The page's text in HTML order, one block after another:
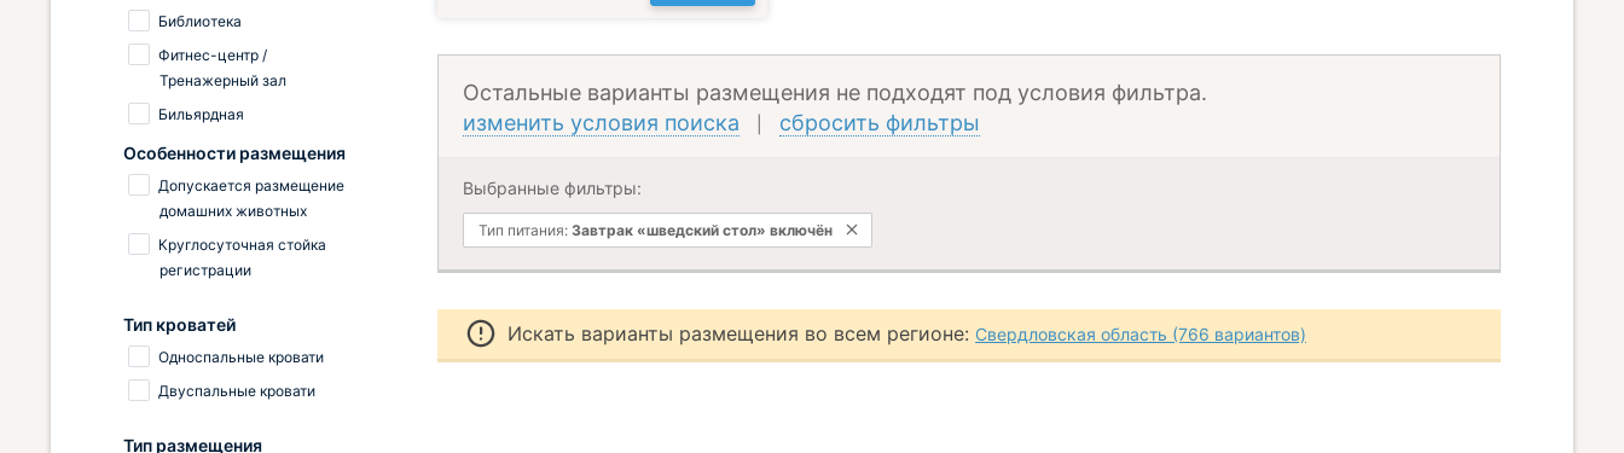
Остальные варианты размещения не подходят под условия фильтра.
изменить условия поиска
сбросить фильтры
Выбранные фильтры:
Тип питания: Завтрак «шведский стол» включён
Искать варианты размещения во всем регионе: Свердловская область (766 вариантов)
Библиотека
Фитнес-центр /
Тренажерный зал
Бильярдная
Особенности размещения
Допускается размещение
домашних животных
Круглосуточная стойка
регистрации
Тип кроватей
Односпальные кровати
Двуспальные кровати
Тип размещения